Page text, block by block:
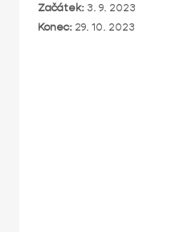
Začátek: 3. 9. 2023
Konec: 29. 10. 2023